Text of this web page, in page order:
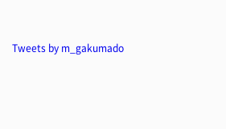
Tweets by m_gakumado